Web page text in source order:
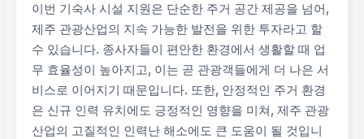
이번 기숙사 시설 지원은 단순한 주거 공간 제공을 넘어,
제주 관광산업의 지속 가능한 발전을 위한 투자라고 할
수 있습니다. 종사자들이 편안한 환경에서 생활할 때 업
무 효율성이 높아지고, 이는 곧 관광객들에게 더 나은 서
비스로 이어지기 때문입니다. 또한, 안정적인 주거 환경
은 신규 인력 유치에도 긍정적인 영향을 미쳐, 제주 관광
산업의 고질적인 인력난 해소에도 큰 도움이 될 것입니